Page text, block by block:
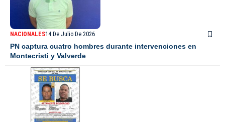
NACIONALES14 De Julio De 2026
PN captura cuatro hombres durante intervenciones en
Montecristi y Valverde